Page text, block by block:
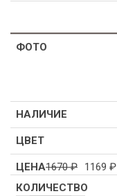
1670₽ 1169 ₽